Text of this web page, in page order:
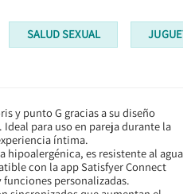
SALUD SEXUAL
y punto G gracias a su diseño
para uso en pareja durante la
íntima.
hipoalergénica, es resistente al agua
con la app Satisfyer Connect
personalizadas.